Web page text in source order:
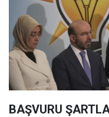
BAŞVURU